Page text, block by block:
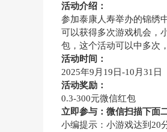
活动介绍：
参加泰康人寿举办的锦绣
可以获得多次游戏机会，
包，这个活动可以中多次
活动时间：
2025年9月19日-10月31日
活动奖励：
0.3-300元微信红包
立即参与：微信扫描下面
小编提示：小游戏达到20